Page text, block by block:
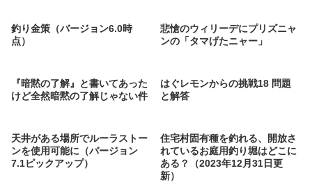
釣り金策（バージョン6.0時
点）
悲愴のウィリーデにプリズニャ
ンの「タマげたニャー」
『暗黙の了解』と書いてあった
けど全然暗黙の了解じゃない件
はぐレモンからの挑戦18 問題
と解答
天井がある場所でルーラストー
ンを使用可能に（バージョン
7.1ピックアップ）
住宅村固有種を釣れる、開放さ
れているお庭用釣り堀はどこに
ある？（2023年12月31日更
新）